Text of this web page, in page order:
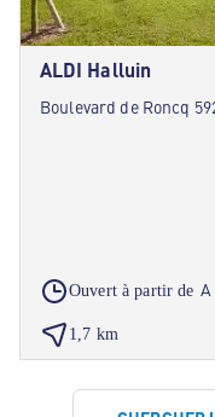
ALDI Halluin
Boulevard de Roncq
Ouvert à partir de
1,7 km